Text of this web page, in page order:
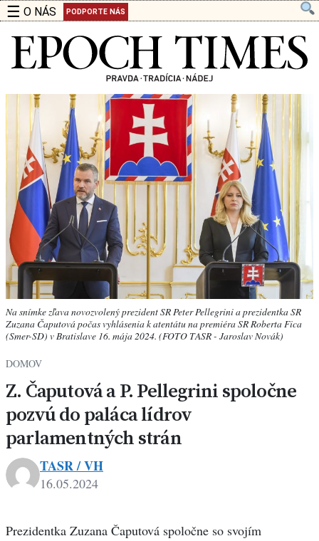
☰ O NÁS PODPORTE NÁS
Na snímke zľava novozvolený prezident SR Peter Pellegrini a prezidentka SR
Zuzana Čaputová počas vyhlásenia k atentátu na premiéra SR Roberta Fica
(Smer-SD) v Bratislave 16. mája 2024. (FOTO TASR - Jaroslav Novák)
DOMOV
Z. Čaputová a P. Pellegrini spoločne
pozvú do paláca lídrov
parlamentných strán
TASR / VH
16.05.2024
Prezidentka Zuzana Čaputová spoločne so svojím